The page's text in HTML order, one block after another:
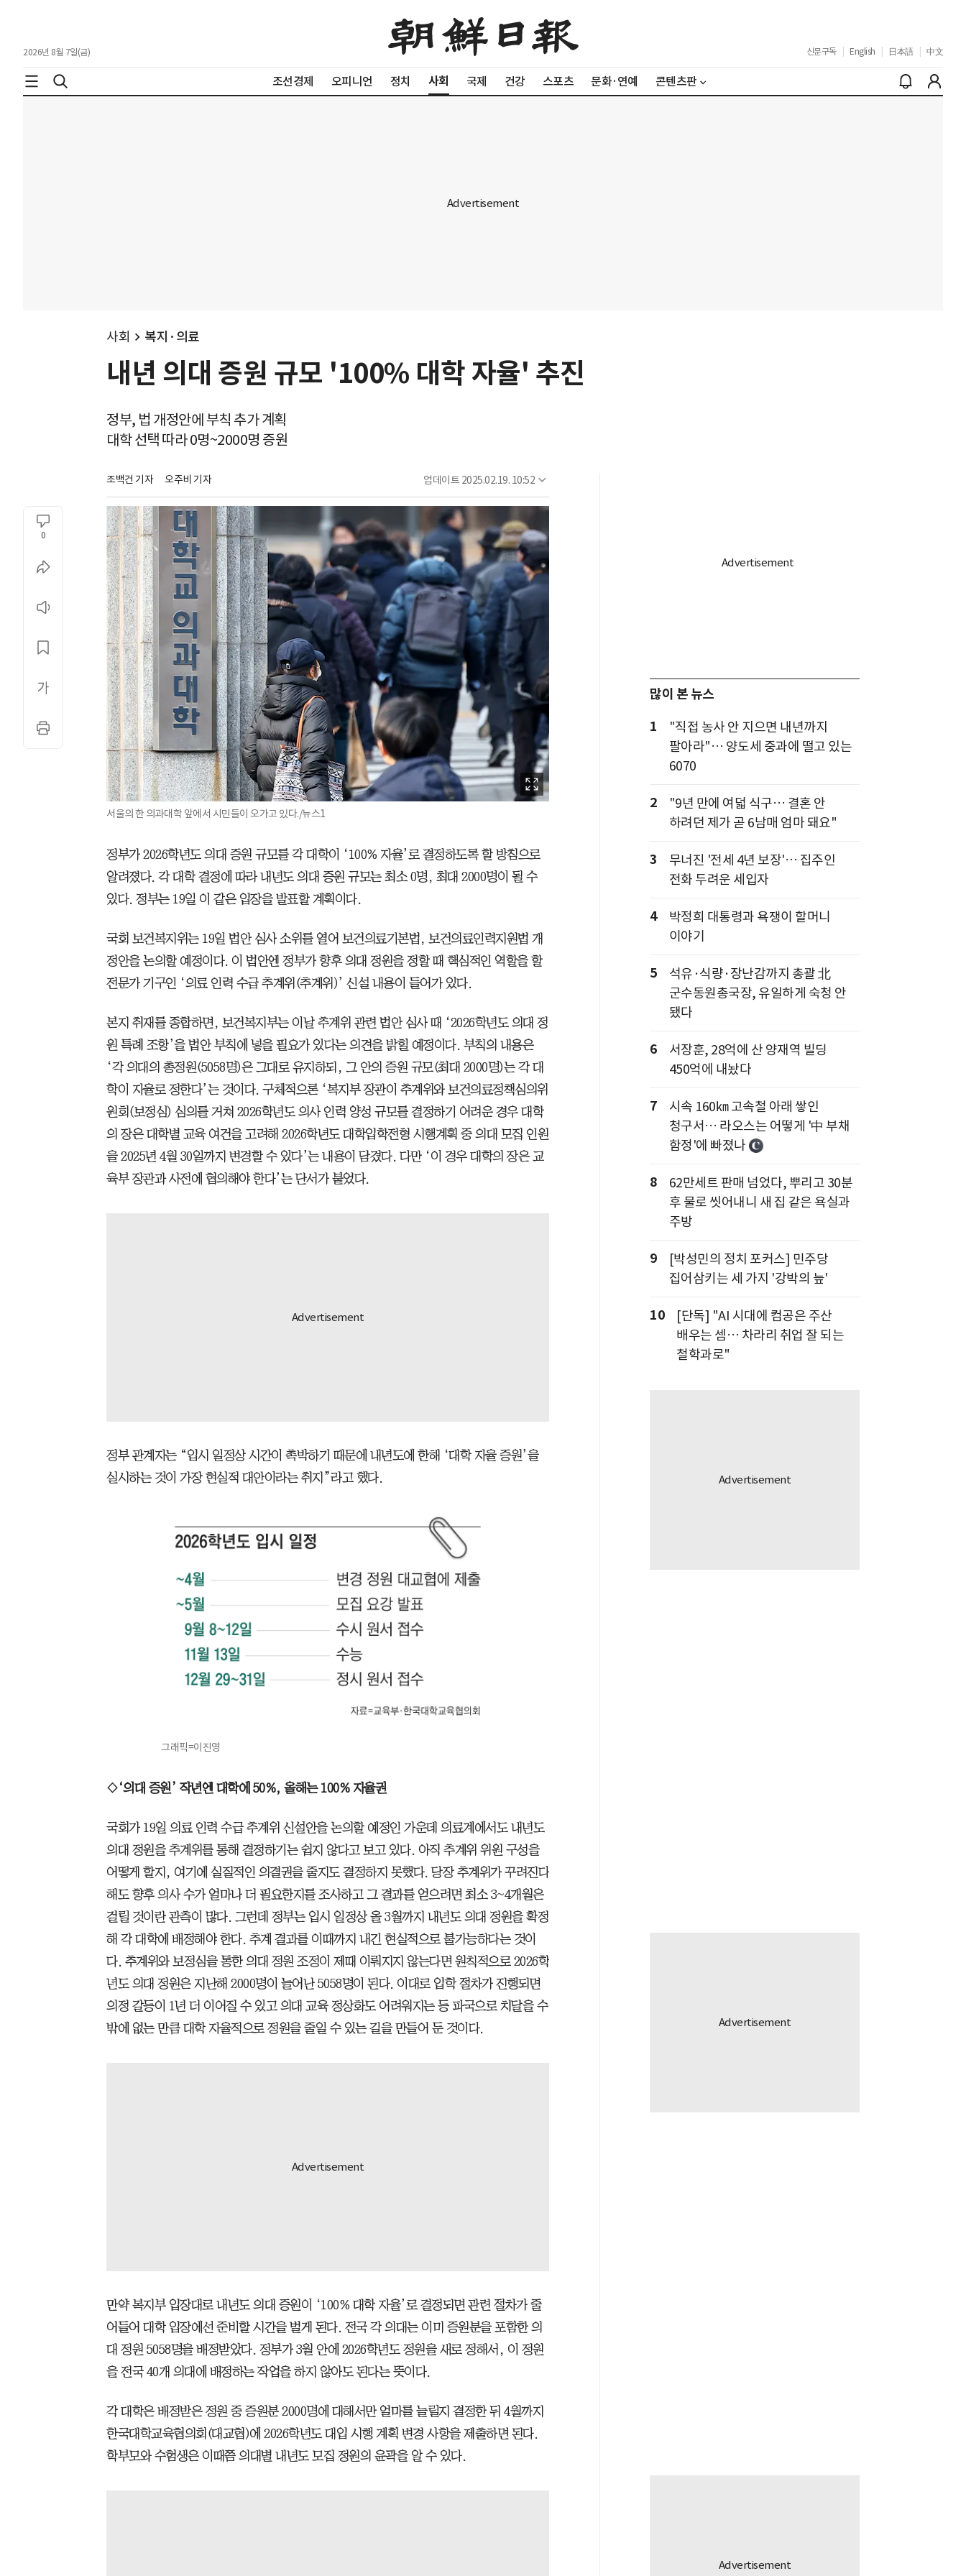
2026년 8월 7일(금) 신문구독 English 日本語 中文
조선경제 오피니언 정치 사회 국제 건강 스포츠 문화·연예 콘텐츠판
사회 복지·의료
내년 의대 증원 규모 '100% 대학 자율' 추진
정부, 법 개정안에 부칙 추가 계획
대학 선택 따라 0명~2000명 증원
조백건 기자 오주비 기자 업데이트 2025.02.19. 10:52
0
서울의 한 의과대학 앞에서 시민들이 오가고 있다./뉴스1
정부가 2026학년도 의대 증원 규모를 각 대학이 ‘100% 자율’로 결정하도록 할 방침으로
알려졌다. 각 대학 결정에 따라 내년도 의대 증원 규모는 최소 0명, 최대 2000명이 될 수
있다. 정부는 19일 이 같은 입장을 발표할 계획이다.
국회 보건복지위는 19일 법안 심사 소위를 열어 보건의료기본법, 보건의료인력지원법 개
정안을 논의할 예정이다. 이 법안엔 정부가 향후 의대 정원을 정할 때 핵심적인 역할을 할
전문가 기구인 ‘의료 인력 수급 추계위(추계위)’ 신설 내용이 들어가 있다.
본지 취재를 종합하면, 보건복지부는 이날 추계위 관련 법안 심사 때 ‘2026학년도 의대 정
원 특례 조항’을 법안 부칙에 넣을 필요가 있다는 의견을 밝힐 예정이다. 부칙의 내용은
‘각 의대의 총정원(5058명)은 그대로 유지하되, 그 안의 증원 규모(최대 2000명)는 각 대
학이 자율로 정한다’는 것이다. 구체적으론 ‘복지부 장관이 추계위와 보건의료정책심의위
원회(보정심) 심의를 거쳐 2026학년도 의사 인력 양성 규모를 결정하기 어려운 경우 대학
의 장은 대학별 교육 여건을 고려해 2026학년도 대학입학전형 시행계획 중 의대 모집 인원
을 2025년 4월 30일까지 변경할 수 있다’는 내용이 담겼다. 다만 ‘이 경우 대학의 장은 교
육부 장관과 사전에 협의해야 한다’는 단서가 붙었다.
정부 관계자는 “입시 일정상 시간이 촉박하기 때문에 내년도에 한해 ‘대학 자율 증원’을
실시하는 것이 가장 현실적 대안이라는 취지”라고 했다.
그래픽=이진영
◇‘의대 증원’ 작년엔 대학에 50%, 올해는 100% 자율권
국회가 19일 의료 인력 수급 추계위 신설안을 논의할 예정인 가운데 의료계에서도 내년도
의대 정원을 추계위를 통해 결정하기는 쉽지 않다고 보고 있다. 아직 추계위 위원 구성을
어떻게 할지, 여기에 실질적인 의결권을 줄지도 결정하지 못했다. 당장 추계위가 꾸려진다
해도 향후 의사 수가 얼마나 더 필요한지를 조사하고 그 결과를 얻으려면 최소 3~4개월은
걸릴 것이란 관측이 많다. 그런데 정부는 입시 일정상 올 3월까지 내년도 의대 정원을 확정
해 각 대학에 배정해야 한다. 추계 결과를 이때까지 내긴 현실적으로 불가능하다는 것이
다. 추계위와 보정심을 통한 의대 정원 조정이 제때 이뤄지지 않는다면 원칙적으로 2026학
년도 의대 정원은 지난해 2000명이 늘어난 5058명이 된다. 이대로 입학 절차가 진행되면
의정 갈등이 1년 더 이어질 수 있고 의대 교육 정상화도 어려워지는 등 파국으로 치달을 수
밖에 없는 만큼 대학 자율적으로 정원을 줄일 수 있는 길을 만들어 둔 것이다.
만약 복지부 입장대로 내년도 의대 증원이 ‘100% 대학 자율’로 결정되면 관련 절차가 줄
어들어 대학 입장에선 준비할 시간을 벌게 된다. 전국 각 의대는 이미 증원분을 포함한 의
대 정원 5058명을 배정받았다. 정부가 3월 안에 2026학년도 정원을 새로 정해서, 이 정원
을 전국 40개 의대에 배정하는 작업을 하지 않아도 된다는 뜻이다.
각 대학은 배정받은 정원 중 증원분 2000명에 대해서만 얼마를 늘릴지 결정한 뒤 4월까지
한국대학교육협의회(대교협)에 2026학년도 대입 시행 계획 변경 사항을 제출하면 된다.
학부모와 수험생은 이때쯤 의대별 내년도 모집 정원의 윤곽을 알 수 있다.
많이 본 뉴스
1
"직접 농사 안 지으면 내년까지
팔아라"… 양도세 중과에 떨고 있는
6070
2
"9년 만에 여덟 식구… 결혼 안
하려던 제가 곧 6남매 엄마 돼요"
3
무너진 '전세 4년 보장'… 집주인
전화 두려운 세입자
4
박정희 대통령과 욕쟁이 할머니
이야기
5
석유·식량·장난감까지 총괄 北
군수동원총국장, 유일하게 숙청 안
됐다
6
서장훈, 28억에 산 양재역 빌딩
450억에 내놨다
7
시속 160㎞ 고속철 아래 쌓인
청구서… 라오스는 어떻게 '中 부채
함정'에 빠졌나
8
62만세트 판매 넘었다, 뿌리고 30분
후 물로 씻어내니 새 집 같은 욕실과
주방
9
[박성민의 정치 포커스] 민주당
집어삼키는 세 가지 '강박의 늪'
10
[단독] "AI 시대에 컴공은 주산
배우는 셈… 차라리 취업 잘 되는
철학과로"